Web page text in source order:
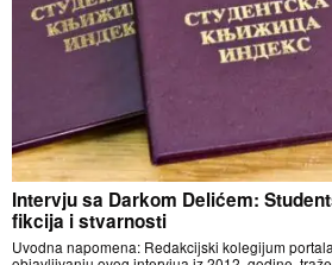
Intervju sa Darkom Delićem:
fikcija i stvarnosti
Uvodna napomena: Redakcijski kolegijum